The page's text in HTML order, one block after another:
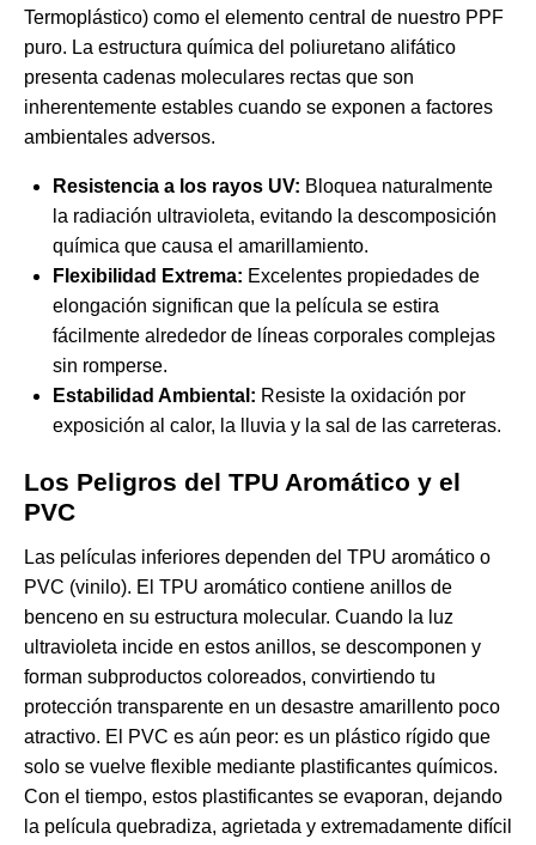
Termoplástico) como el elemento central de nuestro PPF
puro. La estructura química del poliuretano alifático
presenta cadenas moleculares rectas que son
inherentemente estables cuando se exponen a factores
ambientales adversos.
Resistencia a los rayos UV: Bloquea naturalmente
la radiación ultravioleta, evitando la descomposición
química que causa el amarillamiento.
Flexibilidad Extrema: Excelentes propiedades de
elongación significan que la película se estira
fácilmente alrededor de líneas corporales complejas
sin romperse.
Estabilidad Ambiental: Resiste la oxidación por
exposición al calor, la lluvia y la sal de las carreteras.
Los Peligros del TPU Aromático y el
PVC
Las películas inferiores dependen del TPU aromático o
PVC (vinilo). El TPU aromático contiene anillos de
benceno en su estructura molecular. Cuando la luz
ultravioleta incide en estos anillos, se descomponen y
forman subproductos coloreados, convirtiendo tu
protección transparente en un desastre amarillento poco
atractivo. El PVC es aún peor: es un plástico rígido que
solo se vuelve flexible mediante plastificantes químicos.
Con el tiempo, estos plastificantes se evaporan, dejando
la película quebradiza, agrietada y extremadamente difícil